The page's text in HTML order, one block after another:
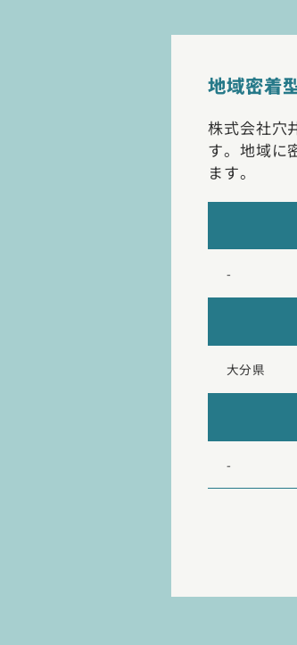
地域密着
株式会社穴
す。地域に
ます。
-
大分県
-